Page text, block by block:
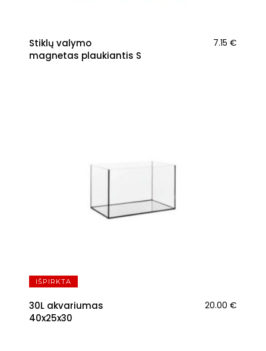
Stiklų valymo
magnetas plaukiantis S
7.15 €
IŠPIRKTA
30L akvariumas
40x25x30
20.00 €